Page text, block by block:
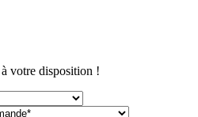
votre disposition !